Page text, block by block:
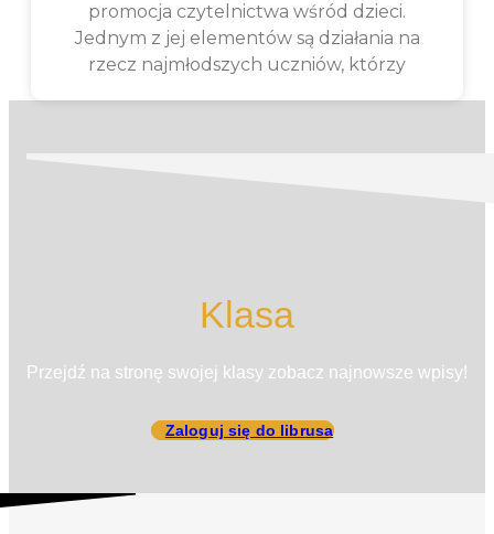
promocja czytelnictwa wśród dzieci.
Jednym z jej elementów są działania na
rzecz najmłodszych uczniów, którzy
Klasa
Przejdź na stronę swojej klasy zobacz najnowsze wpisy!
Zaloguj się do librusa